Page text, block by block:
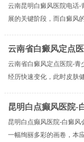
云南昆明白癜风医院电话-
展的关键阶段，而白癜风
云南省白癜风定点
云南省白癜风定点医院-青
经历快速变化，此时皮肤
昆明白点癫风医院-
昆明白点癫风医院-白癜
一幅绚丽多彩的画卷，本